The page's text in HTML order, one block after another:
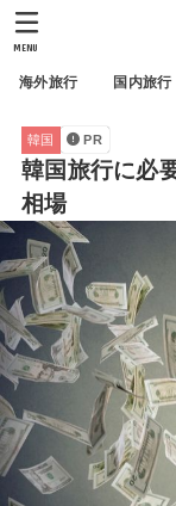
海外旅行 国内旅行
MENU
韓国 PR
韓国旅行に必
相場